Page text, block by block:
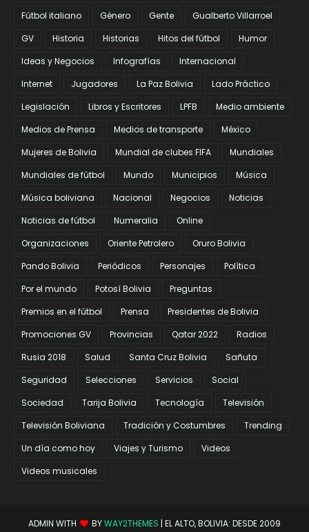
Fútbol italiano
Género Gente
Gualberto Villarroel
GV
Historia Historias Hitos del fútbol
Humor
Ideas y Negocios
Infografías
Internacional
Internet
Jugadores La Paz Bolivia
Lado Práctico
Legislación
Libros y Escritores LPFB
Medio ambiente
Medios de Prensa
Medios de transporte
México
Mujeres de Bolivia
Mundial de clubes FIFA
Mundiales
Mundiales de fútbol
Mundo Municipios
Música
Música boliviana
Nacional Negocios
Noticias
Noticias de fútbol
Numeralia
Online
Organizaciones
Oriente Petrolero
Oruro Bolivia
Pando Bolivia
Periódicos Personajes
Política
Por el mundo
Potosí Bolivia
Preguntas
Premios en el fútbol
Prensa
Presidentes de Bolivia
Promociones GV
Provincias Qatar 2022
Radios
Rusia 2018
Salud Santa Cruz Bolivia
Sañuta
Seguridad
Selecciones Servicios
Social
Sociedad
Tarija Bolivia Tecnología
Televisión
Televisión Boliviana
Tradición y Costumbres
Trending
Un día como hoy
Viajes y Turismo
Videos
Videos musicales
ADMIN WITH BYWAY2THEMES | EL ALTO, BOLIVIA: DESDE 2009